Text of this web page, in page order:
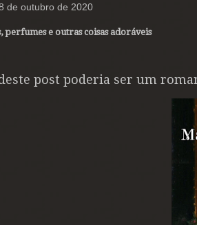
de outubro de 2020
perfumes e outras coisas adoráveis
post poderia ser um